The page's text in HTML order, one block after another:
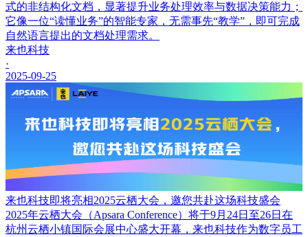
式的非结构化文档，显著提升业务处理效率与数据决策能力；
它像一位“读懂业务”的智能专家，无需事先“教学”，即可完成
自然语言提出的文档处理需求。
来也科技
·
2025-09-25
来也科技即将亮相2025云栖大会，邀您共赴这场科技盛会
2025年云栖大会（Apsara Conference）将于9月24日至26日在
杭州云栖小镇国际会展中心盛大开幕，来也科技作为数字员工